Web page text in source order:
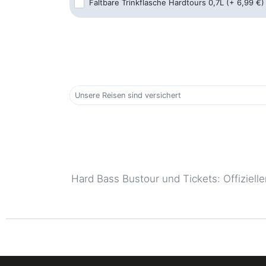
Schorbachstraße 1, 35510 Butzbach
Zweifalltorweg, 64293 Darmstadt
Faltbare Trinkflasche Hardtours 0,7L (+ 6,99 €)
Unsere Reisen sind versichert
Hard Bass Bustour und Tickets: